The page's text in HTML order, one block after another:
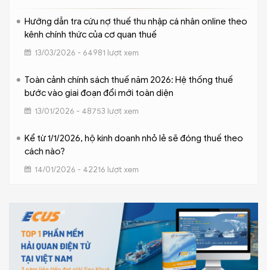
Hướng dẫn tra cứu nợ thuế thu nhập cá nhân online theo
kênh chính thức của cơ quan thuế
13/03/2026 - 64981 lượt xem
Toàn cảnh chính sách thuế năm 2026: Hệ thống thuế
bước vào giai đoạn đổi mới toàn diện
13/01/2026 - 48753 lượt xem
Kể từ 1/1/2026, hộ kinh doanh nhỏ lẻ sẽ đóng thuế theo
cách nào?
14/01/2026 - 42216 lượt xem